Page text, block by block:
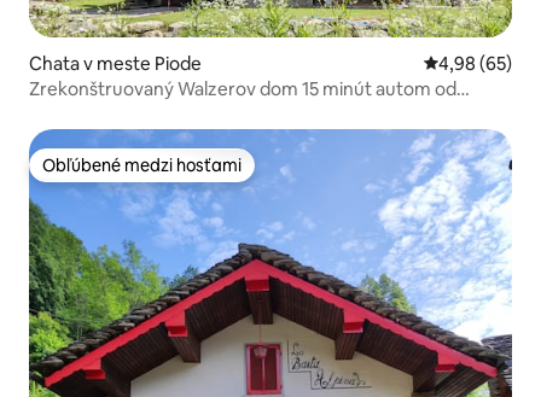
Chata v meste Piode Priemerné
4,98 (65)
Zrekonštruovaný Walzerov dom 15 minút autom od
Obľúbené medzi hosťami
Obľúbené medzi hosťami